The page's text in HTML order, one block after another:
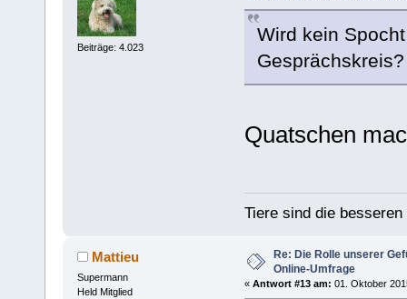
Beiträge: 4.023
Wird kein
Gesprächskreis?
Quatschen
Tiere sind die
Mattieu
Supermann
Held Mitglied
Re: Die Rolle unserer
Online-Umfrage
« Antwort #13 am: 01. Oktober